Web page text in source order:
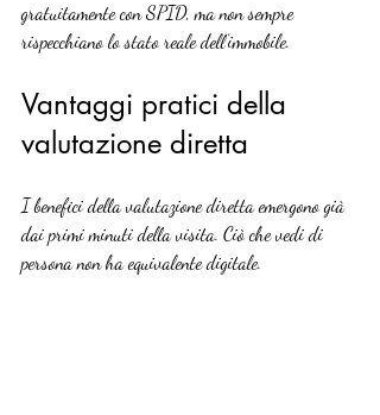
gratuitamente con SPID, ma non sempre
rispecchiano lo stato reale dell’immobile.
Vantaggi pratici della
valutazione diretta
I benefici della valutazione diretta emergono già
dai primi minuti della visita. Ciò che vedi di
persona non ha equivalente digitale.